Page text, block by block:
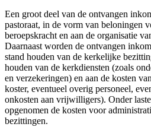
Een groot deel van de ontvangen
pastoraat, in de vorm van beloningen
beroepskracht en aan de organisatie
Daarnaast worden de ontvangen
stand houden van de kerkelijke
houden van de kerkdiensten (zoals
en verzekeringen) en aan de kosten
koster, eventueel overig personeel,
onkosten aan vrijwilligers). Onder
opgenomen de kosten voor
bezittingen.